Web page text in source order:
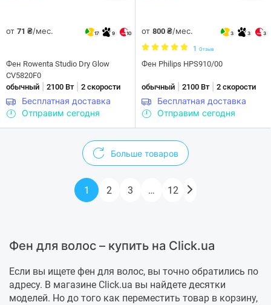
от 71 ₴/мес. 17 9 10
Фен Rowenta Studio Dry Glow
CV5820F0
обычный
2100 Вт| 2 скорости
Бесплатная доставка
Отправим сегодня
от 800 ₴/мес. 3 3 3
1 Отзыв
Фен Philips HPS910/00
обычный 2100 Вт| 2 скорости
Бесплатная доставка
Отправим сегодня
Больше товаров
1 2 3 … 12
Фен для волос – купить на Click.ua
Если вы ищете фен для волос, вы точно обратились по
адресу. В магазине Click.ua вы найдете десятки
моделей. Но до того как переместить товар в корзину,